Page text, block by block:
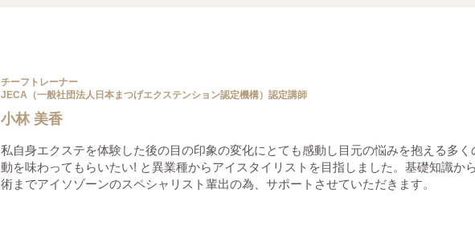
チーフトレーナー
JECA（一般社団法人日本まつげエクステンション認定機構）認定講師
小林 美香
私自身エクステを体験した後の目の印象の変化にとても感動し目元の悩みを抱える多く
動を味わってもらいたい! と異業種からアイスタイリストを目指しました。基礎知識か
術までアイソゾーンのスペシャリスト輩出の為、サポートさせていただきます。